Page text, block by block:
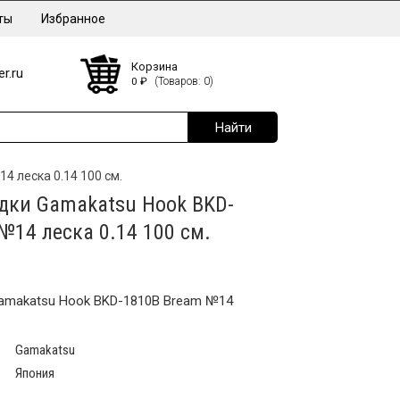
Избранное
Корзина
0 ₽ (Товаров: 0)
леска 0.14 100 см.
Gamakatsu Hook BKD-
леска 0.14 100 см.
Hook BKD-1810B Bream №14
Gamakatsu
Япония